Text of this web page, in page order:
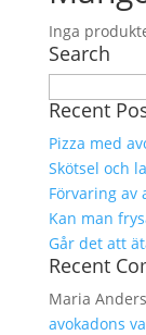
Inga
Search
efter:
Recent
Pizza med
Skötsel och
Förvaring av
Kan man
Går det att
Recent
Maria
avokadons